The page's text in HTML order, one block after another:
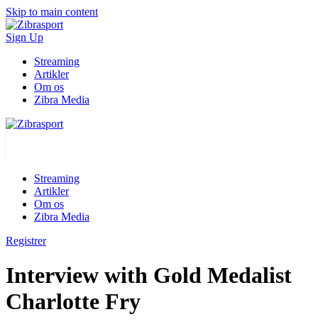
Skip to main content
Sign Up
Streaming
Artikler
Om os
Zibra Media
Streaming
Artikler
Om os
Zibra Media
Registrer
Interview with Gold Medalist
Charlotte Fry